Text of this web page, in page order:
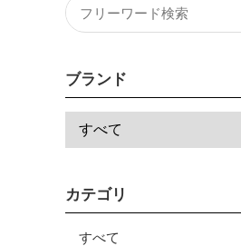
ブランド
カテゴリ
すべて